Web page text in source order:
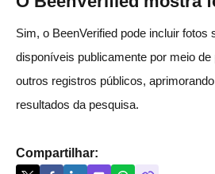
Sim, o BeenVerified pode incluir fotos
disponíveis publicamente por meio
outros registros públicos,
resultados da pesquisa.
Compartilhar: